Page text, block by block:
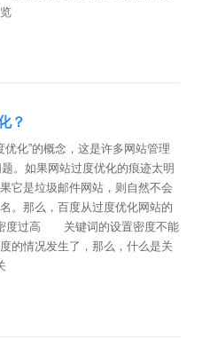
？
化”的概念，这是许多网站管理
。如果网站过度优化的痕迹太明
它是垃圾邮件网站，则自然不会
。那么，百度从过度优化网站的
度过高 关键词的设置密度不能
的情况发生了，那么，什么是关